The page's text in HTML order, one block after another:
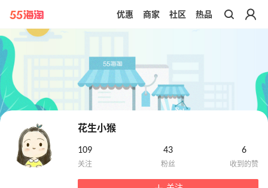
带你去官网买正品
优惠 商家 社区 热品
花生小猴
109 43 6